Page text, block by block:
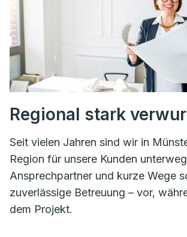
Regional stark
Seit vielen Jahren sind wir in
Region für unsere Kunden
Ansprechpartner und kurze Wege
zuverlässige Betreuung – vor,
dem Projekt.